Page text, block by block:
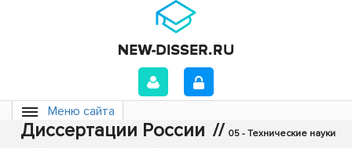
Меню сайта
Диссертации России // 05 - Технические науки